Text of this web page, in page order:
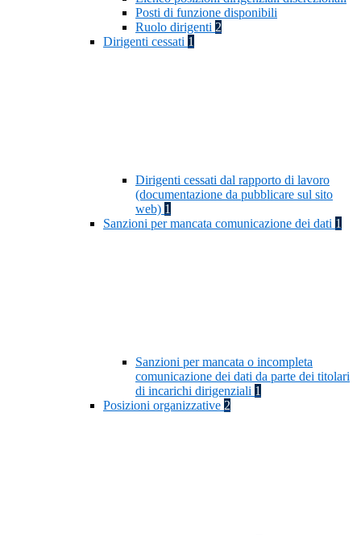
Posti di funzione disponibili
Ruolo dirigenti 2
Dirigenti cessati 1
Dirigenti cessati dal rapporto di lavoro
(documentazione da pubblicare sul sito
web) 1
Sanzioni per mancata comunicazione dei dati 1
Sanzioni per mancata o incompleta
comunicazione dei dati da parte dei titolari
di incarichi dirigenziali 1
Posizioni organizzative 2